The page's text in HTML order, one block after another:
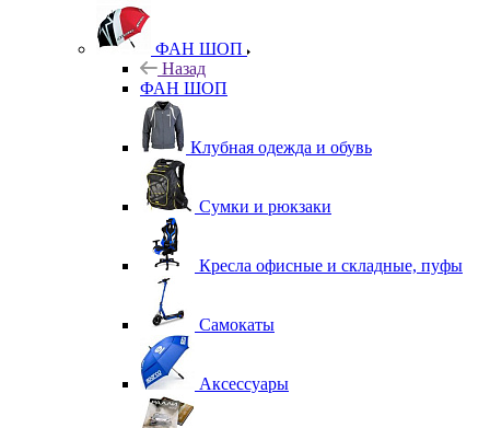
ФАН ШОП
Назад
ФАН ШОП
Клубная одежда и обувь
Сумки и рюкзаки
Кресла офисные и складные, пуфы
Самокаты
Аксессуары